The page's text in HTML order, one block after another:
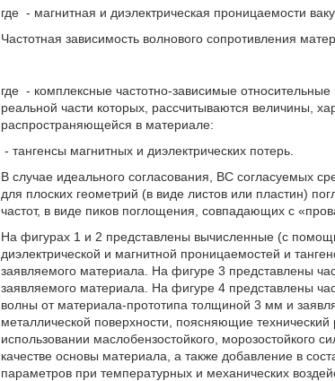
где - магнитная и диэлектрическая проницаемости
Частотная зависимость волнового сопротивления
где - комплексные частотно-зависимые
реальной части которых, рассчитываются величины,
распространяющейся в материале:
- тангенсы магнитных и диэлектрических потерь.
В случае идеального согласования, ВС согласуемых
для плоских геометрий (в виде листов или пластин)
частот, в виде пиков поглощения, совпадающих с
На фигурах 1 и 2 представлены вычисленные (с
диэлектрической и магнитной проницаемостей и
заявляемого материала. На фигуре 3 представлены
заявляемого материала. На фигуре 4 представлены
волны от материала-прототипа толщиной 3 мм и
металлической поверхности, поясняющие
использовании маслобензостойкого, морозостойкого
качестве основы материала, а также добавление в
параметров при температурных и механических